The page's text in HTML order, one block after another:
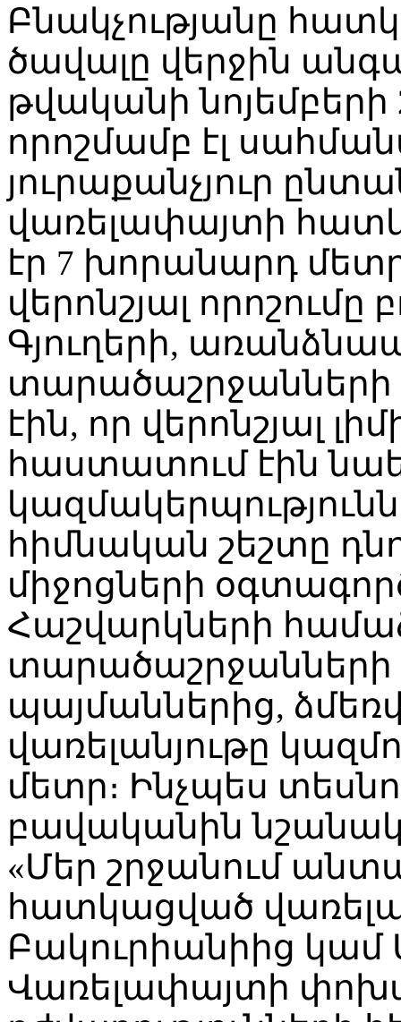
Բնակչությանը
ծավալը վերջին
թվականի նոյեմբերի
որոշմամբ էլ
յուրաքանչյուր
վառելափայտի
էր 7 խորանարդ
վերոնշյալ
Գյուղերի,
տարածաշրջանների
էին, որ վերոնշյալ
հաստատում էին
հիմնական շեշտը
միջոցների
Հաշվարկների
տարածաշրջանների
պայմաններից,
վառելանյութը
մետր։ Ինչպես
բավականին
«Մեր շրջանում
հատկացված
Բակուրիանիից կամ
Վառելափայտի